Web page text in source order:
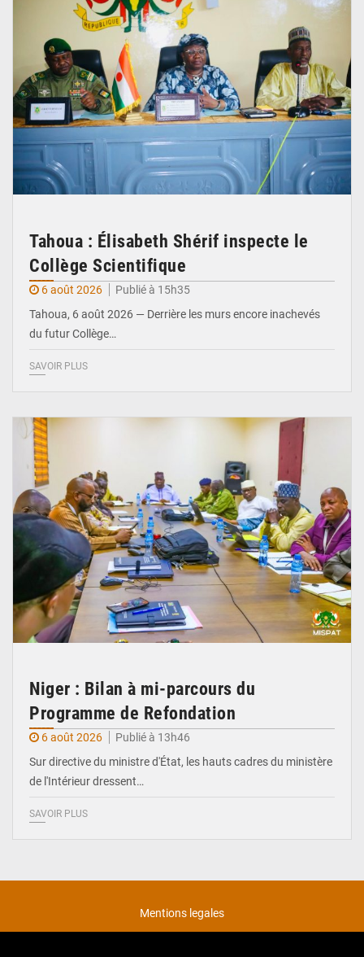
Tahoua : Élisabeth Shérif inspecte le
Collège Scientifique
6 août 2026
Publié à 15h35
Tahoua, 6 août 2026 — Derrière les murs encore inachevés
du futur Collège…
SAVOIR PLUS
Niger : Bilan à mi-parcours du
Programme de Refondation
6 août 2026
Publié à 13h46
Sur directive du ministre d'État, les hauts cadres du ministère
de l'Intérieur dressent…
SAVOIR PLUS
Mentions legales